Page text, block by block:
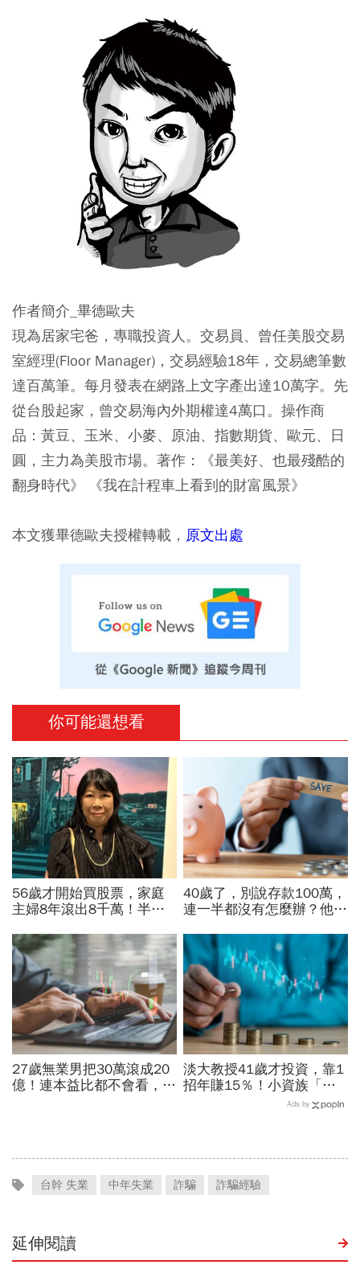
作者簡介_畢德歐夫
現為居家宅爸，專職投資人。交易員、曾任美股交易
室經理(Floor Manager)，交易經驗18年，交易總筆數
達百萬筆。每月發表在網路上文字產出達10萬字。先
從台股起家，曾交易海內外期權達4萬口。操作商
品：黃豆、玉米、小麥、原油、指數期貨、歐元、日
圓，主力為美股市場。著作：《最美好、也最殘酷的
翻身時代》 《我在計程車上看到的財富風景》
本文獲畢德歐夫授權轉載， 原文出處
你可能還想看
56歲才開始買股票，家庭
主婦8年滾出8千萬！半年
殺在最低點」...她靠3個心
法翻身
40歲了，別說存款100萬，
連一半都沒有怎麼辦？他5
存錢法」脫離月光族
27歲無業男把30萬滾成20
億！連本益比都不會看，氣
淡大教授41歲才投資，靠1
招年賺15％！小資族「勝
率最高」ETF配置法公開：
Ads by
台幹 失業 中年失業 詐騙 詐騙經驗
延伸閱讀